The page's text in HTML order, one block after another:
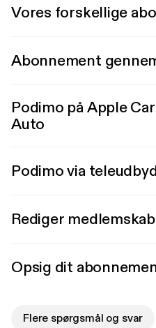
Vores forskellige
Abonnement
Podimo på Apple
Auto
Podimo via
Rediger medlemskab
Opsig dit
Flere spørgsmål og svar